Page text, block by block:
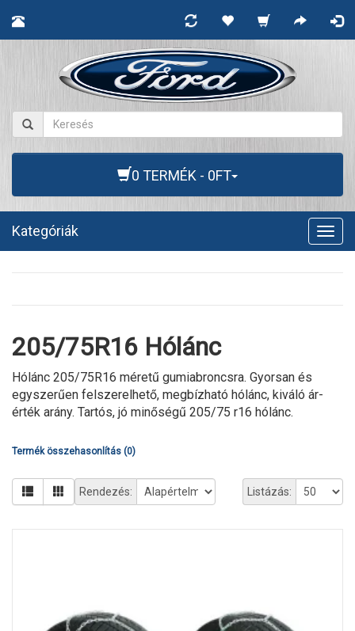
0 TERMÉK - 0FT
Kategóriák
205/75R16 Hólánc
Hólánc 205/75R16 méretű gumiabroncsra. Gyorsan és
egyszerűen felszerelhető, megbízható hólánc, kiváló ár-
érték arány. Tartós, jó minőségű 205/75 r16 hólánc.
Termék összehasonlítás (0)
Listázás:
Rendezés: